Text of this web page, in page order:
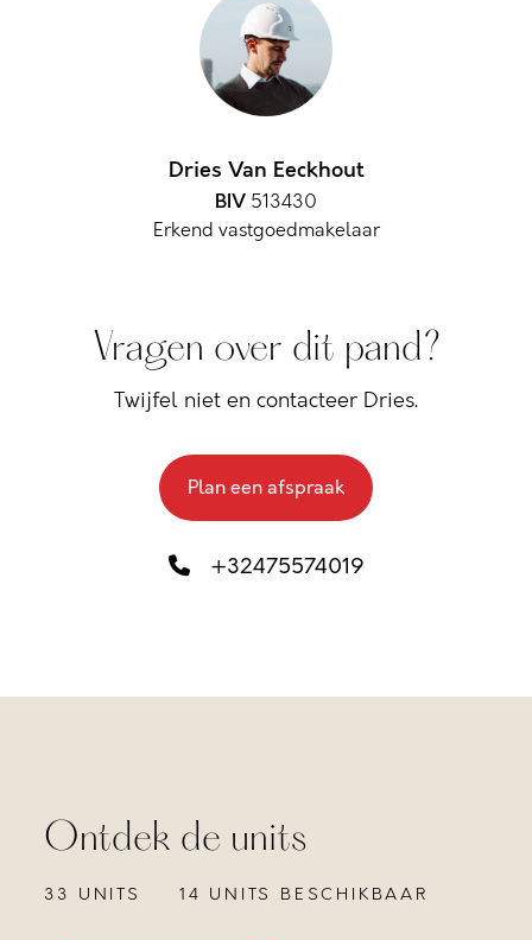
Dries Van Eeckhout
BIV 513430
Erkend vastgoedmakelaar
Vragen over dit pand?
Twijfel niet en contacteer Dries.
Plan een afspraak
+32475574019
Ontdek de units
33 UNITS 14 UNITS BESCHIKBAAR